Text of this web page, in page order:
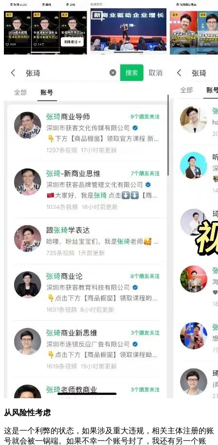
从风险性考虑
这是一个利弊的状态，如果涉及重大违规，相关主体注册的账
号就会被一锅端。如果不幸一个账号封了，我还有另一个账